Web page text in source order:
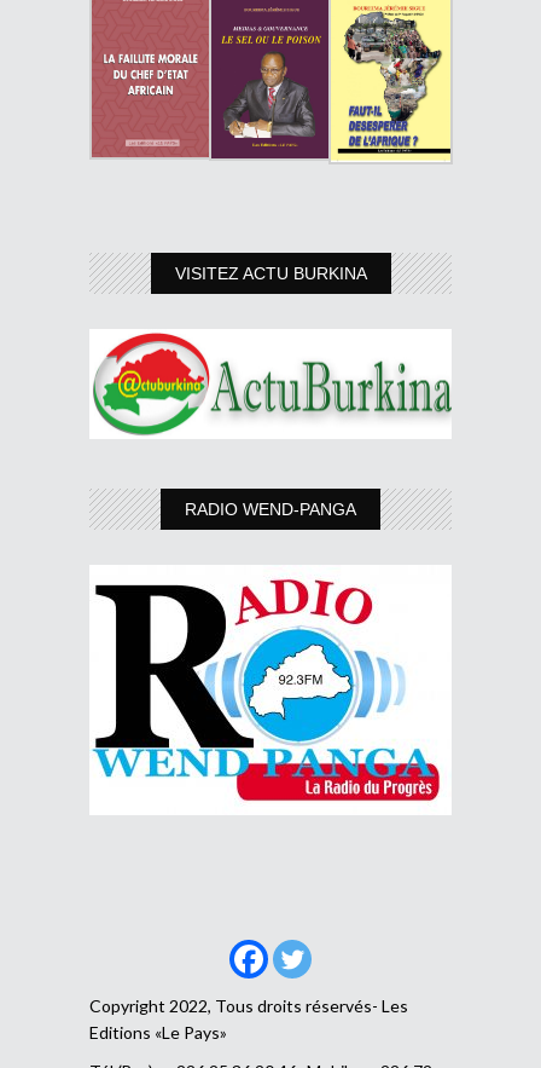
VISITEZ ACTU BURKINA
RADIO WEND-PANGA
Copyright 2022, Tous droits réservés- Les
Editions «Le Pays»